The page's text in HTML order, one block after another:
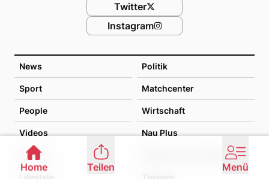
News Politik
Sport Matchcenter
People Wirtschaft
Videos Nau Plus
Games Stimmen der Schweiz
Lifestyle Themen
Twitter
Instagram
Home Teilen Menü